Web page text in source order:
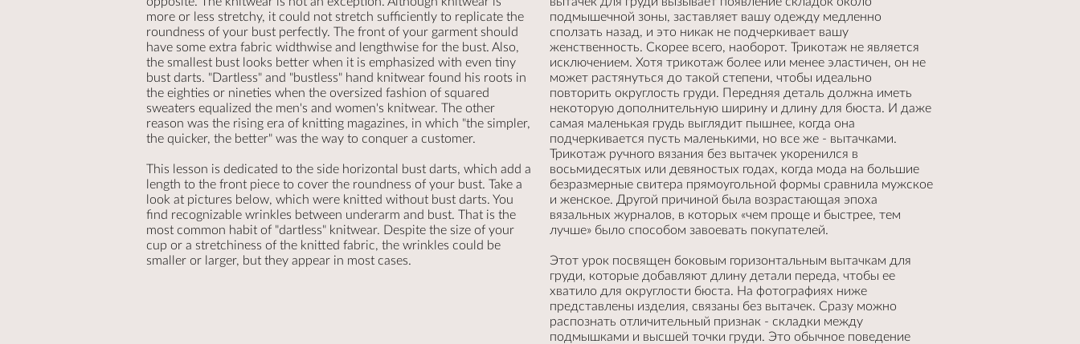
more or less stretchy, it could not stretch sufficiently to replicate the
roundness of your bust perfectly. The front of your garment should
have some extra fabric widthwise and lengthwise for the bust. Also,
the smallest bust looks better when it is emphasized with even tiny
bust darts. "Dartless" and "bustless" hand knitwear found his roots in
the eighties or nineties when the oversized fashion of squared
sweaters equalized the men's and women's knitwear. The other
reason was the rising era of knitting magazines, in which "the simpler,
the quicker, the better" was the way to conquer a customer.
This lesson is dedicated to the side horizontal bust darts, which add a
length to the front piece to cover the roundness of your bust. Take a
look at pictures below, which were knitted without bust darts. You
find recognizable wrinkles between underarm and bust. That is the
most common habit of "dartless" knitwear. Despite the size of your
cup or a stretchiness of the knitted fabric, the wrinkles could be
smaller or larger, but they appear in most cases.
подмышечной зоны, заставляет вашу одежду медленно
сползать назад, и это никак не подчеркивает вашу
женственность. Скорее всего, наоборот. Трикотаж не является
исключением. Хотя трикотаж более или менее эластичен, он не
может растянуться до такой степени, чтобы идеально
повторить округлость груди. Передняя деталь должна иметь
некоторую дополнительную ширину и длину для бюста. И даже
самая маленькая грудь выглядит пышнее, когда она
подчеркивается пусть маленькими, но все же - вытачками.
Трикотаж ручного вязания без вытачек укоренился в
восьмидесятых или девяностых годах, когда мода на большие
безразмерные свитера прямоугольной формы сравнила мужское
и женское. Другой причиной была возрастающая эпоха
вязальных журналов, в которых «чем проще и быстрее, тем
лучше» было способом завоевать покупателей.
Этот урок посвящен боковым горизонтальным вытачкам для
груди, которые добавляют длину детали переда, чтобы ее
хватило для округлости бюста. На фотографиях ниже
представлены изделия, связаны без вытачек. Сразу можно
распознать отличительный признак - складки между
подмышками и высшей точки груди. Это обычное поведение